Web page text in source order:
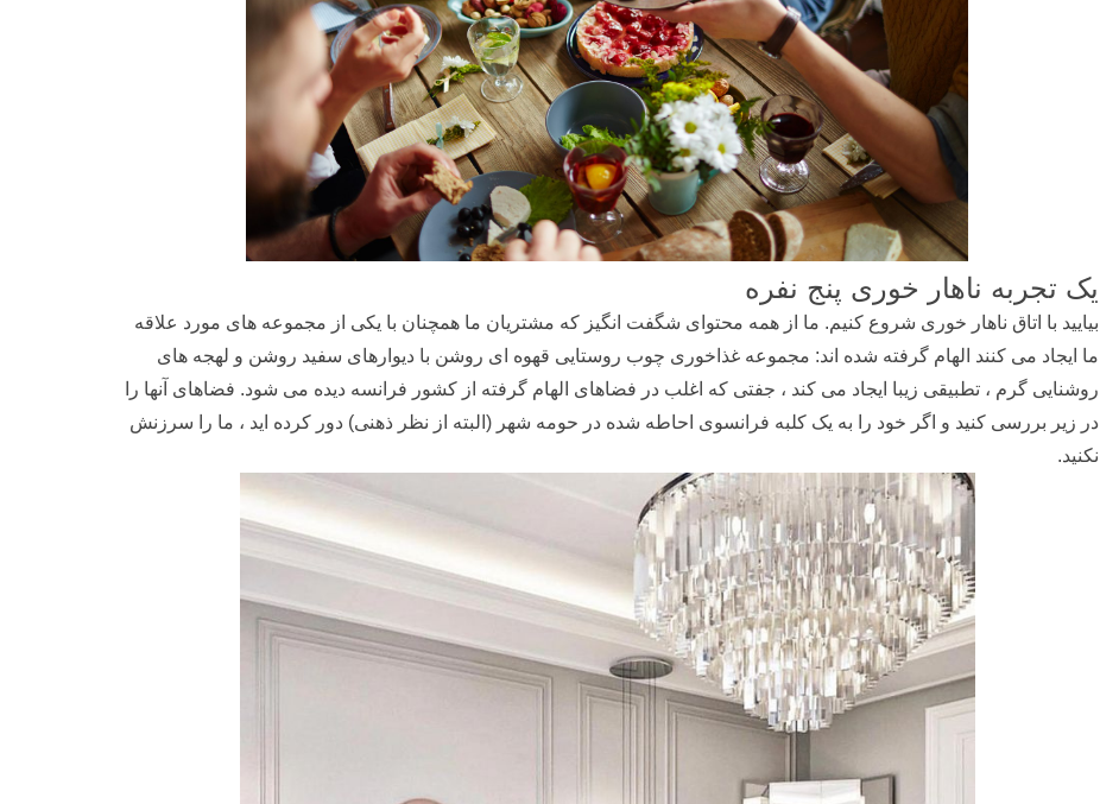
یک تجربه ناهار خوری پنج نفره
بیایید با اتاق ناهار خوری شروع کنیم. ما از همه محتوای شگفت انگیز که مشتریان ما همچنان با یکی از مجموعه های مورد علاقه
ما ایجاد می کنند الهام گرفته شده اند: مجموعه غذاخوری چوب روستایی قهوه ای روشن با دیوارهای سفید روشن و لهجه های
روشنایی گرم ، تطبیقی ​​زیبا ایجاد می کند ، جفتی که اغلب در فضاهای الهام گرفته از کشور فرانسه دیده می شود. فضاهای آنها را
در زیر بررسی کنید و اگر خود را به یک کلبه فرانسوی احاطه شده در حومه شهر (البته از نظر ذهنی) دور کرده اید ، ما را سرزنش
نکنید.